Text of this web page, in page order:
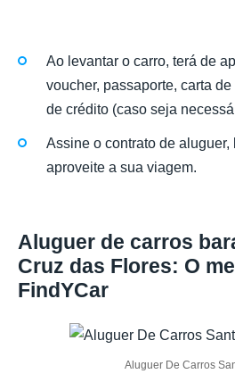
Ao levantar o carro, terá de
voucher, passaporte, carta
de crédito (caso seja
Assine o contrato de aluguer,
aproveite a sua viagem.
Aluguer de carros
Cruz das Flores: O
FindYCar
Aluguer De Carros